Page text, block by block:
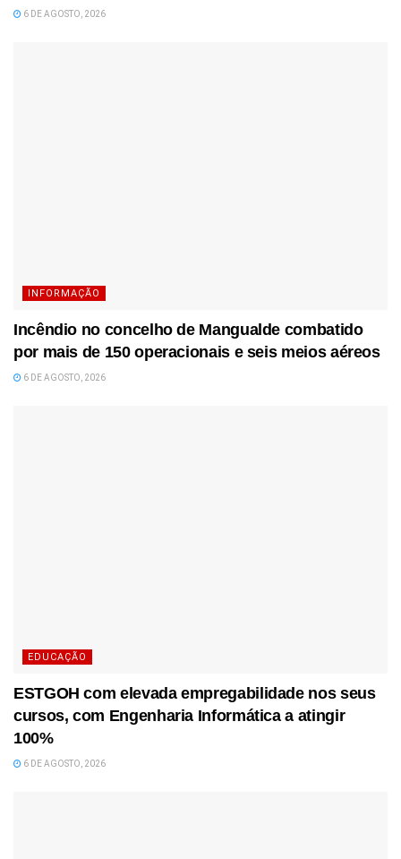
6 DE AGOSTO, 2026
INFORMAÇÃO
Incêndio no concelho de Mangualde combatido
por mais de 150 operacionais e seis meios aéreos
6 DE AGOSTO, 2026
EDUCAÇÃO
ESTGOH com elevada empregabilidade nos seus
cursos, com Engenharia Informática a atingir
100%
6 DE AGOSTO, 2026